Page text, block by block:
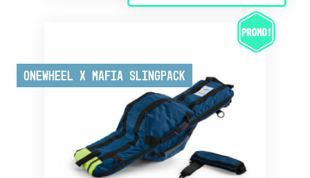
Onewheel x Mafia Slingpack